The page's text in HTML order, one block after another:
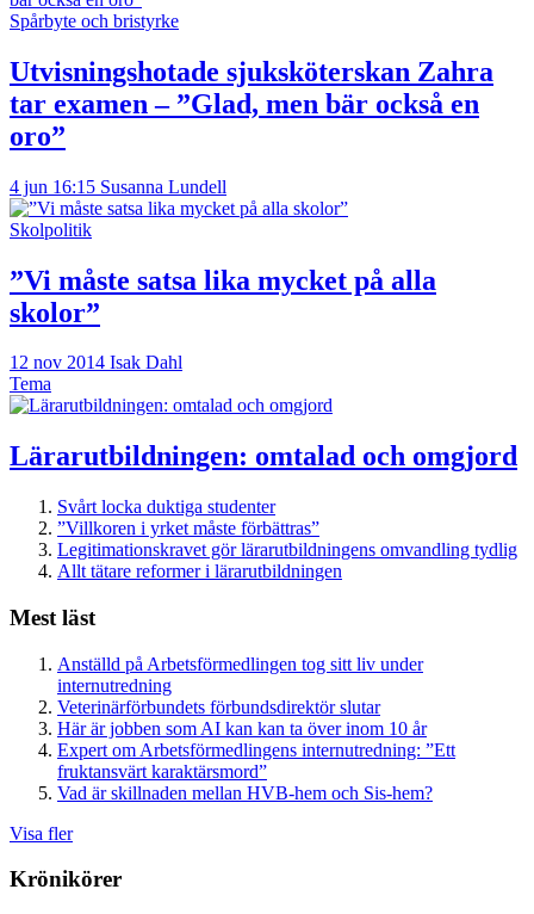
Spårbyte och bristyrke
Utvisningshotade sjuksköterskan Zahra
tar examen – ”Glad, men bär också en
oro”
4 jun 16:15 Susanna Lundell
Skolpolitik
”Vi måste satsa lika mycket på alla
skolor”
12 nov 2014 Isak Dahl
Tema
Lärarutbildningen: omtalad och omgjord
Svårt locka duktiga studenter
”Villkoren i yrket måste förbättras”
Legitimationskravet gör lärarutbildningens omvandling tydlig
Allt tätare reformer i lärarutbildningen
Mest läst
Anställd på Arbetsförmedlingen tog sitt liv under
internutredning
Veterinärförbundets förbundsdirektör slutar
Här är jobben som AI kan kan ta över inom 10 år
Expert om Arbetsförmedlingens internutredning: ”Ett
fruktansvärt karaktärsmord”
Vad är skillnaden mellan HVB-hem och Sis-hem?
Visa fler
Krönikörer